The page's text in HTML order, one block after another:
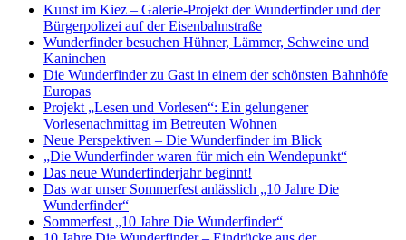
Kunst im Kiez – Galerie-Projekt der Wunderfinder und der
Bürgerpolizei auf der Eisenbahnstraße
Wunderfinder besuchen Hühner, Lämmer, Schweine und
Kaninchen
Die Wunderfinder zu Gast in einem der schönsten Bahnhöfe
Europas
Projekt „Lesen und Vorlesen“: Ein gelungener
Vorlesenachmittag im Betreuten Wohnen
Neue Perspektiven – Die Wunderfinder im Blick
„Die Wunderfinder waren für mich ein Wendepunkt“
Das neue Wunderfinderjahr beginnt!
Das war unser Sommerfest anlässlich „10 Jahre Die
Wunderfinder“
Sommerfest „10 Jahre Die Wunderfinder“